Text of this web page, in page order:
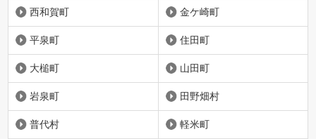
西和賀町 金ケ崎町
平泉町 住田町
大槌町 山田町
岩泉町 田野畑村
普代村 軽米町